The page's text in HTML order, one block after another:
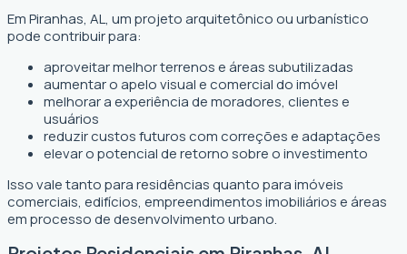
Em Piranhas, AL, um projeto arquitetônico ou urbanístico
pode contribuir para:
aproveitar melhor terrenos e áreas subutilizadas
aumentar o apelo visual e comercial do imóvel
melhorar a experiência de moradores, clientes e
usuários
reduzir custos futuros com correções e adaptações
elevar o potencial de retorno sobre o investimento
Isso vale tanto para residências quanto para imóveis
comerciais, edifícios, empreendimentos imobiliários e áreas
em processo de desenvolvimento urbano.